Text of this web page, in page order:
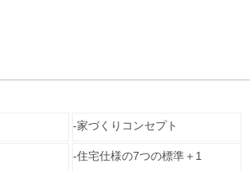
家づくりコンセプト
住宅仕様の7つの標準＋1